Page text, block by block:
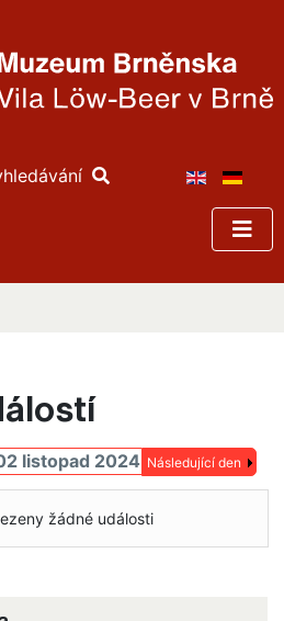
listopad 2024 Následující den
žádné události